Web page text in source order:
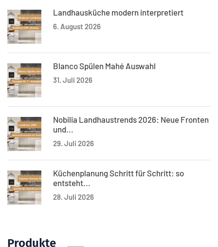
Landhausküche modern interpretiert
6. August 2026
Blanco Spülen Mahé Auswahl
31. Juli 2026
Nobilia Landhaustrends 2026: Neue Fronten
und...
29. Juli 2026
Küchenplanung Schritt für Schritt: so
entsteht...
28. Juli 2026
Produkte